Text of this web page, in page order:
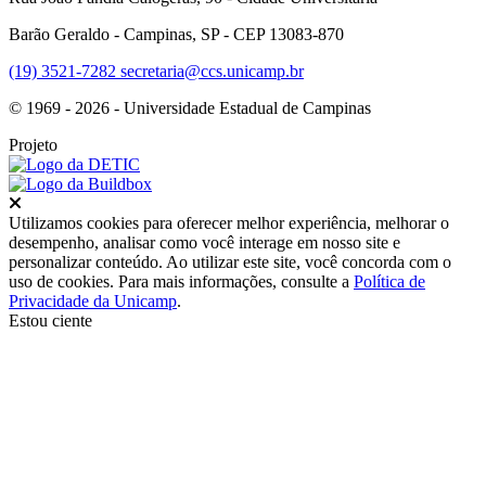
Barão Geraldo - Campinas, SP - CEP 13083-870
(19) 3521-7282 secretaria@ccs.unicamp.br
© 1969 - 2026 - Universidade Estadual de Campinas
Projeto
Utilizamos cookies para oferecer melhor experiência, melhorar o
desempenho, analisar como você interage em nosso site e
personalizar conteúdo. Ao utilizar este site, você concorda com o
uso de cookies. Para mais informações, consulte a Política de
Privacidade da Unicamp.
Estou ciente